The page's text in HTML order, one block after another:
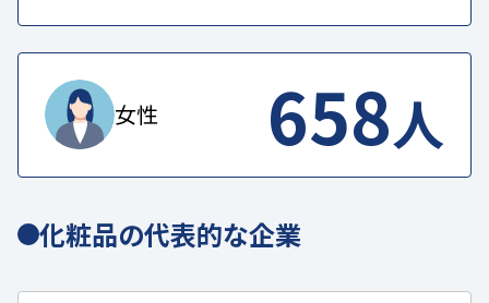
女性 658人
化粧品の代表的な企業